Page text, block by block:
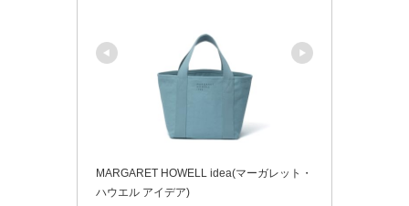
MARGARET HOWELL idea(マーガレット・
ハウエル アイデア)